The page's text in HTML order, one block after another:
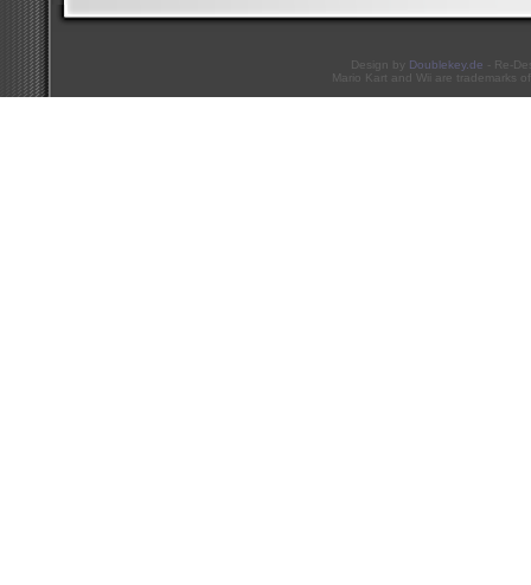
Design by Doublekey.de - Re-
Mario Kart and Wii are trademarks